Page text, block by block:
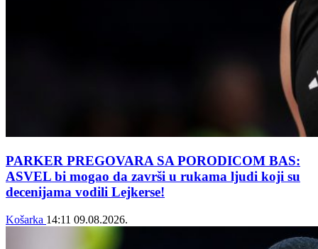
PARKER PREGOVARA SA PORODICOM BAS:
ASVEL bi mogao da završi u rukama ljudi koji su
decenijama vodili Lejkerse!
Košarka 14:11 09.08.2026.